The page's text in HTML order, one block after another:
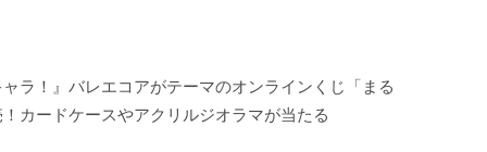
ラ！』バレエコアがテーマのオンラインくじ「まる
カードケースやアクリルジオラマが当たる